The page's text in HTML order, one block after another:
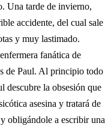
Una tarde de invierno,
accidente, del cual sale
y muy lastimado.
fanática de
de Paul. Al principio todo
descubre la obsesión que
asesina y tratará de
obligándole a escribir una